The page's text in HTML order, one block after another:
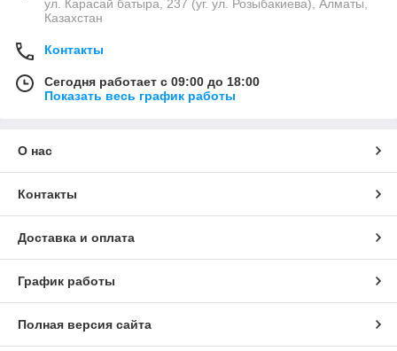
ул. Карасай батыра, 237 (уг. ул. Розыбакиева), Алматы,
Казахстан
Контакты
Сегодня работает с 09:00 до 18:00
Показать весь график работы
О нас
Контакты
Доставка и оплата
График работы
Полная версия сайта